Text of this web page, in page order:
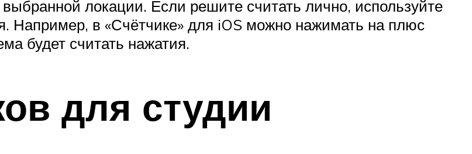
локации. Если решите считать лично, используйте
Например, в «Счётчике» для iOS можно нажимать на плюс
будет считать нажатия.
для студии